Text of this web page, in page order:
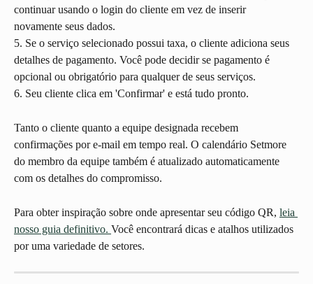
continuar usando o login do cliente em vez de inserir
novamente seus dados.
5. Se o serviço selecionado possui taxa, o cliente adiciona seus
detalhes de pagamento. Você pode decidir se pagamento é
opcional ou obrigatório para qualquer de seus serviços.
6. Seu cliente clica em 'Confirmar' e está tudo pronto.
Tanto o cliente quanto a equipe designada recebem
confirmações por e-mail em tempo real. O calendário Setmore
do membro da equipe também é atualizado automaticamente
com os detalhes do compromisso.
Para obter inspiração sobre onde apresentar seu código QR, leia
nosso guia definitivo. Você encontrará dicas e atalhos utilizados
por uma variedade de setores.